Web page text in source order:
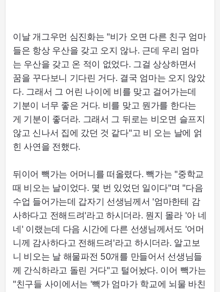
이날 개그우먼 심진화는 "비가 오면 다른 친구 엄마
들은 항상 우산을 갖고 오지 않나. 근데 우리 엄마
는 우산을 갖고 온 적이 없었다. 그걸 상상하면서
꿈을 꾸다보니 기다린 거다. 결국 엄마는 오지 않았
다. 그래서 그 어린 나이에 비를 맞고 걸어가는데
기분이 너무 좋은 거다. 비를 맞고 뭔가를 한다는
게 기분이 좋더라. 그래서 그 뒤로는 비오면 슬프지
않고 신나서 집에 갔던 것 같다"고 비 오는 날에 얽
힌 사연을 전했다.
뒤이어 빽가는 어머니를 떠올렸다. 빽가는 "중학교
때 비오는 날이었다. 몇 번 있었던 일이다"며 "다음
수업 들어가는데 갑자기 선생님께서 '엄마한테 감
사하다고 전해드려'라고 하시더라. 뭔지 몰라 '아 네
네' 이랬는데 다음 시간에 다른 선생님께서도 '어머
니께 감사하다고 전해드려'라고 하시더라. 알고보
니 비오는 날 해물파전 50개를 만들어서 선생님들
께 간식하라고 돌린 거다"고 털어놨다. 이어 빽가는
"친구들 사이에서는 '빽가 엄마가 학교에 뇌물 바친